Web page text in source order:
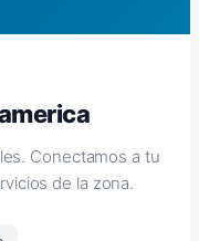
Conectamos a tu
de la zona.